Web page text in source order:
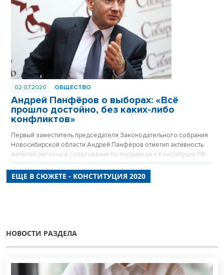
02.07.2020 ОБЩЕСТВО
Андрей Панфёров о выборах: «Всё
прошло достойно, без каких-либо
конфликтов»
Первый заместитель председателя Законодательного собрания
Новосибирской области Андрей Панфёров отметил активность
жителей региона в голосовании по поправкам к Конституции РФ.
ЕЩЕ В СЮЖЕТЕ - КОНСТИТУЦИЯ 2020
НОВОСТИ РАЗДЕЛА